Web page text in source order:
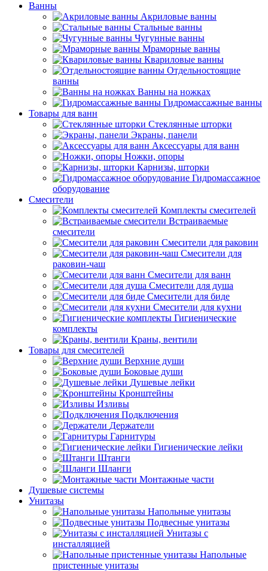
Ванны
Акриловые ванны
Стальные ванны
Чугунные ванны
Мраморные ванны
Квариловые ванны
Отдельностоящие
ванны
Ванны на ножках
Гидромассажные ванны
Товары для ванн
Стеклянные шторки
Экраны, панели
Аксессуары для ванн
Ножки, опоры
Карнизы, шторки
Гидромассажное
оборудование
Смесители
Комплекты смесителей
Встраиваемые
смесители
Смесители для раковин
Смесители для
раковин-чаш
Смесители для ванн
Смесители для душа
Смесители для биде
Смесители для кухни
Гигиенические
комплекты
Краны, вентили
Товары для смесителей
Верхние души
Боковые души
Душевые лейки
Кронштейны
Изливы
Подключения
Держатели
Гарнитуры
Гигиенические лейки
Штанги
Шланги
Монтажные части
Душевые системы
Унитазы
Напольные унитазы
Подвесные унитазы
Унитазы с
инсталляцией
Напольные
пристенные унитазы